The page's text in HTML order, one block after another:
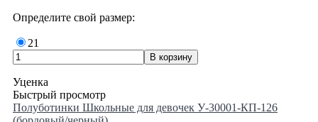
Определите свой размер:
21
Уценка
Быстрый просмотр
Полуботинки Школьные для девочек У-30001-КП-126